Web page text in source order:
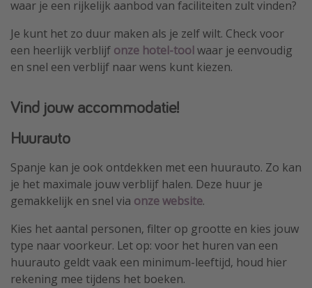
waar je een rijkelijk aanbod van faciliteiten zult vinden?
Je kunt het zo duur maken als je zelf wilt. Check voor
een heerlijk verblijf onze hotel-toolwaar je eenvoudig
en snel een verblijf naar wens kunt kiezen.
Vind jouw accommodatie!
Huurauto
Spanje kan je ook ontdekken met een huurauto. Zo kan
je het maximale jouw verblijf halen. Deze huur je
gemakkelijk en snel via onze website.
Kies het aantal personen, filter op grootte en kies jouw
type naar voorkeur. Let op: voor het huren van een
huurauto geldt vaak een minimum-leeftijd, houd hier
rekening mee tijdens het boeken.